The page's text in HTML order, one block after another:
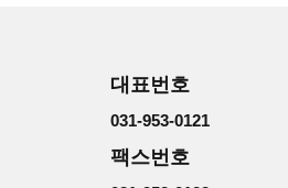
대표번호
031-953-0121
팩스번호